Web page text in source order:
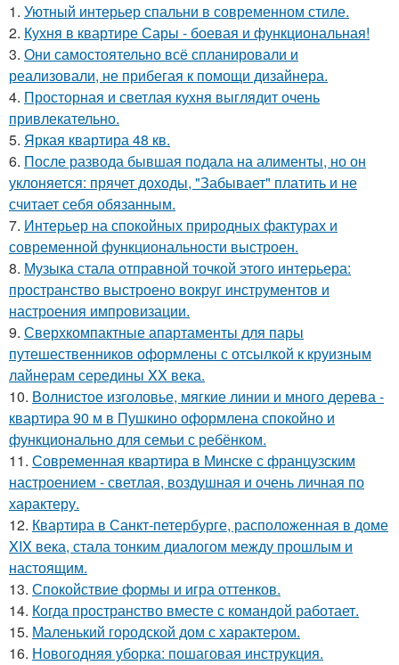
1. Уютный интерьер спальни в современном стиле.
2. Кухня в квартире Сары - боевая и функциональная!
3. Они самостоятельно всё спланировали и
реализовали, не прибегая к помощи дизайнера.
4. Просторная и светлая кухня выглядит очень
привлекательно.
5. Яркая квартира 48 кв.
6. После развода бывшая подала на алименты, но он
уклоняется: прячет доходы, "Забывает" платить и не
считает себя обязанным.
7. Интерьер на спокойных природных фактурах и
современной функциональности выстроен.
8. Музыка стала отправной точкой этого интерьера:
пространство выстроено вокруг инструментов и
настроения импровизации.
9. Сверхкомпактные апартаменты для пары
путешественников оформлены с отсылкой к круизным
лайнерам середины XX века.
10. Волнистое изголовье, мягкие линии и много дерева -
квартира 90 м в Пушкино оформлена спокойно и
функционально для семьи с ребёнком.
11. Современная квартира в Минске с французским
настроением - светлая, воздушная и очень личная по
характеру.
12. Квартира в Санкт-петербурге, расположенная в доме
XIX века, стала тонким диалогом между прошлым и
настоящим.
13. Спокойствие формы и игра оттенков.
14. Когда пространство вместе с командой работает.
15. Маленький городской дом с характером.
16. Новогодняя уборка: пошаговая инструкция.